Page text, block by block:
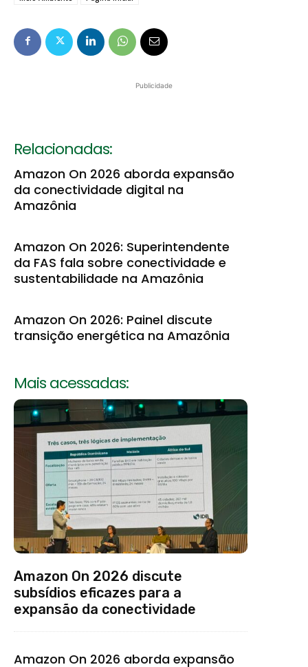
Publicidade
Relacionadas:
Amazon On 2026 aborda expansão
da conectividade digital na
Amazônia
Amazon On 2026: Superintendente
da FAS fala sobre conectividade e
sustentabilidade na Amazônia
Amazon On 2026: Painel discute
transição energética na Amazônia
Mais acessadas:
Amazon On 2026 discute
subsídios eficazes para a
expansão da conectividade
Amazon On 2026 aborda expansão